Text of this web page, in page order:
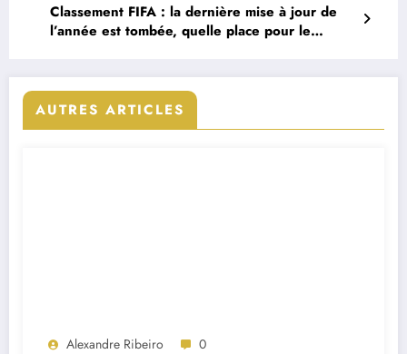
Classement FIFA : la dernière mise à jour de
l’année est tombée, quelle place pour le
AUTRES ARTICLES
Alexandre Ribeiro 0